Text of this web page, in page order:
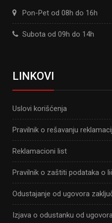
Pon-Pet od 08h do 16h
Subota od 09h do 14h
LINKOVI
Uslovi korišćenja
Pravilnik o rešavanju
Reklamacioni list
Pravilnik o zaštiti podataka o
Odustajanje od ugovora
Izjava o odustanku od